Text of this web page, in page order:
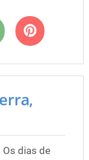
Os dias de